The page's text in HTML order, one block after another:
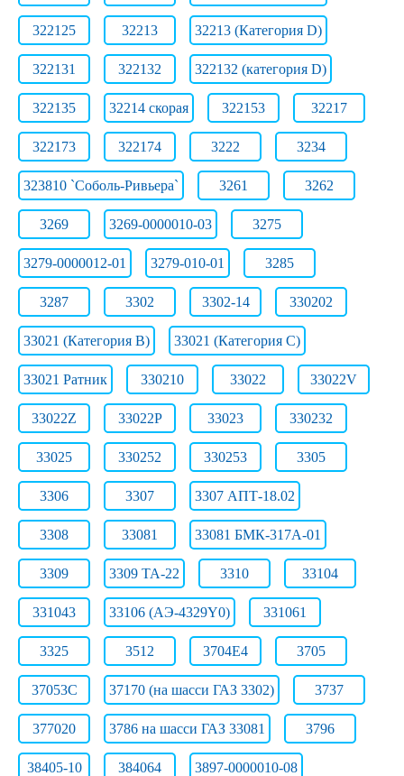
322125 32213 32213 (Категория D)
322131 322132 322132 (категория D)
322135 32214 скорая 322153 32217
322173 322174 3222 3234
323810 `Соболь-Ривьера` 3261 3262
3269 3269-0000010-03 3275
3279-0000012-01 3279-010-01 3285
3287 3302 3302-14 330202
33021 (Категория B) 33021 (Категория C)
33021 Ратник 330210 33022 33022V
33022Z 33022Р 33023 330232
33025 330252 330253 3305
3306 3307 3307 АПТ-18.02
3308 33081 33081 БМК-317А-01
3309 3309 ТА-22 3310 33104
331043 33106 (АЭ-4329Y0) 331061
3325 3512 3704Е4 3705
37053С 37170 (на шасси ГАЗ 3302) 3737
377020 3786 на шасси ГАЗ 33081 3796
38405-10 384064 3897-0000010-08